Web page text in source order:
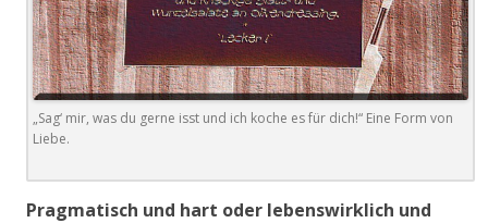
„Sag‘ mir, was du gerne isst und ich koche es für dich!“ Eine Form von
Liebe.
Pragmatisch und hart oder lebenswirklich und